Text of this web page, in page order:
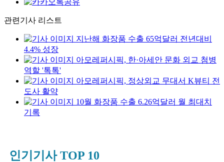
관련기사 리스트
지난해 화장품 수출 65억달러 전년대비
4.4% 성장
아모레퍼시픽, 한·아세안 문화 외교 첨병
역할 '톡톡'
아모레퍼시픽, 정상외교 무대서 K뷰티 전
도사 활약
10월 화장품 수출 6.26억달러 월 최대치
기록
인기기사 TOP 10